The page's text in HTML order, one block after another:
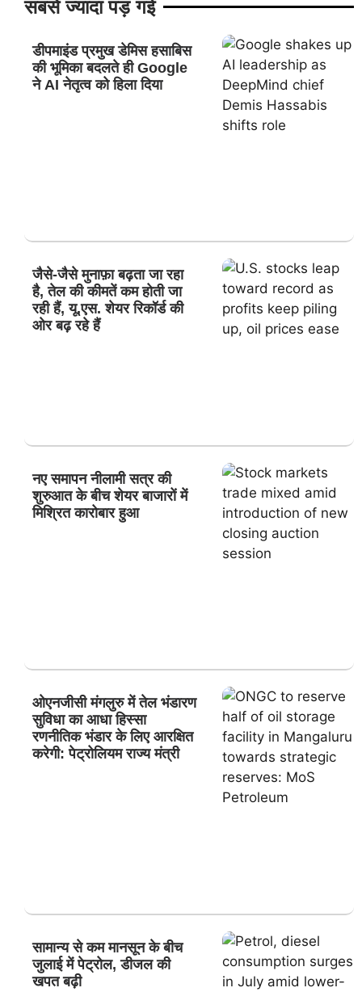
सबसे ज्यादा पड़ गई
डीपमाइंड प्रमुख डेमिस हसाबिस
की भूमिका बदलते ही Google
ने AI नेतृत्व को हिला दिया
जैसे-जैसे मुनाफ़ा बढ़ता जा रहा
है, तेल की कीमतें कम होती जा
रही हैं, यू.एस. शेयर रिकॉर्ड की
ओर बढ़ रहे हैं
नए समापन नीलामी सत्र की
शुरुआत के बीच शेयर बाजारों में
मिश्रित कारोबार हुआ
ओएनजीसी मंगलुरु में तेल भंडारण
सुविधा का आधा हिस्सा
रणनीतिक भंडार के लिए आरक्षित
करेगी: पेट्रोलियम राज्य मंत्री
सामान्य से कम मानसून के बीच
जुलाई में पेट्रोल, डीजल की
खपत बढ़ी